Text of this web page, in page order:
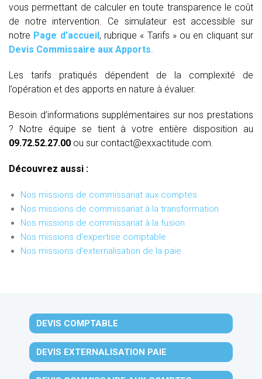
vous permettant de calculer en toute transparence le coût
de notre intervention. Ce simulateur est accessible sur
notre Page d’accueil, rubrique « Tarifs » ou en cliquant sur
Devis Commissaire aux Apports.
Les tarifs pratiqués dépendent de la complexité de
l’opération et des apports en nature à évaluer.
Besoin d’informations supplémentaires sur nos prestations
? Notre équipe se tient à votre entière disposition au
09.72.52.27.00 ou sur contact@exxactitude.com.
Découvrez aussi :
Nos missions de commissariat aux comptes
Nos missions de commissariat à la transformation
Nos missions de commissariat à la fusion
Nos missions d'expertise comptable
Nos missions d'externalisation de la paie
DEVIS COMPTABLE
DEVIS EXTERNALISATION PAIE